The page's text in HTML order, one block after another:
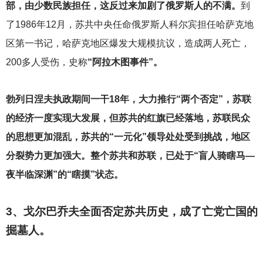
部，由少数民族担任，这反过来加剧了俄罗斯人的不满。 到
了1986年12月，苏共中央任命俄罗斯人科尔宾担任哈萨克地
区第一书记，哈萨克地区爆发大规模抗议，造成两人死亡，
200多人受伤，史称“阿拉木图事件”。
勃列日涅夫执政期间一干18年，大力推行“两个否定”，苏联
的经济一度实现大发展，但苏共的红旗已经落地，苏联民众
的思想更加混乱，苏共的“一元化”领导处处受到挑战，地区
分裂势力更加强大。整个苏共和苏联，已处于“盲人骑瞎马—
夜半临深渊”的“瞎摸”状态。
3、戈尔巴乔夫全面否定苏共历史，成了亡党亡国的
掘墓人。